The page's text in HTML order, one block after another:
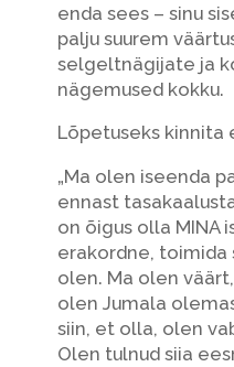
enda sees – sinu
palju suurem
selgeltnägijate ja
nägemused kokku.
Lõpetuseks kinnita
„Ma olen iseenda
ennast
on õigus olla MINA
erakordne, toimida
olen. Ma olen
olen Jumala
siin, et olla, olen
Olen tulnud siia